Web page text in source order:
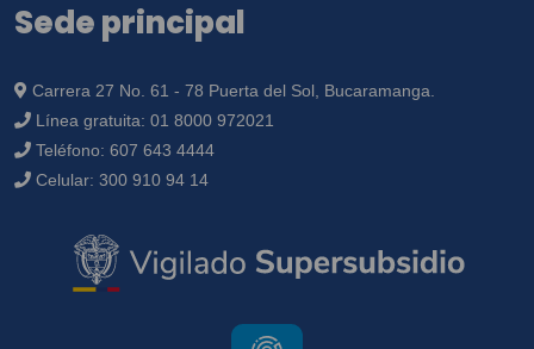
Sede principal
Carrera 27 No. 61 - 78 Puerta del Sol, Bucaramanga.
Línea gratuita: 01 8000 972021
Teléfono: 607 643 4444
Celular: 300 910 94 14